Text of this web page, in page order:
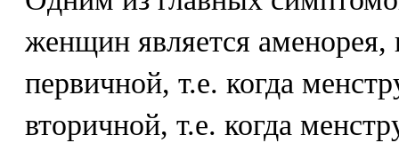
женщин является аменорея,
первичной, т.е. когда
вторичной, т.е. когда